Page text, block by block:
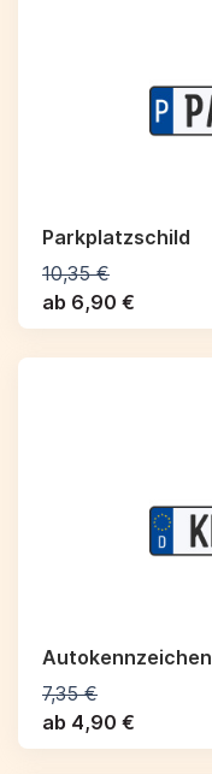
Parkplatzschild
10,35 €
ab 6,90 €
Autokennzeichen
7,35 €
ab 4,90 €